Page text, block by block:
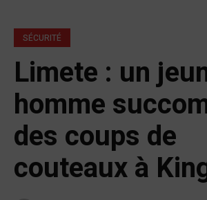
SÉCURITÉ
Limete : un
homme
des coups de
couteaux à